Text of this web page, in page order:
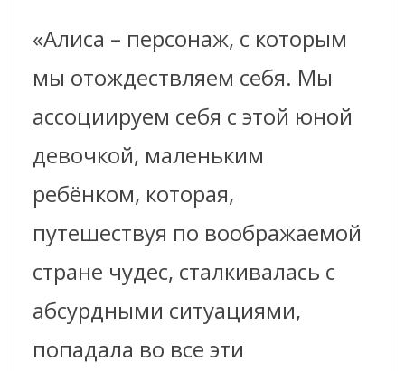
«Алиса – персонаж, с которым
мы отождествляем себя. Мы
ассоциируем себя с этой юной
девочкой, маленьким
ребёнком, которая,
путешествуя по воображаемой
стране чудес, сталкивалась с
абсурдными ситуациями,
попадала во все эти